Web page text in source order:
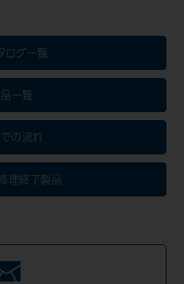
ログ一覧
一覧
の流れ
理終了製品